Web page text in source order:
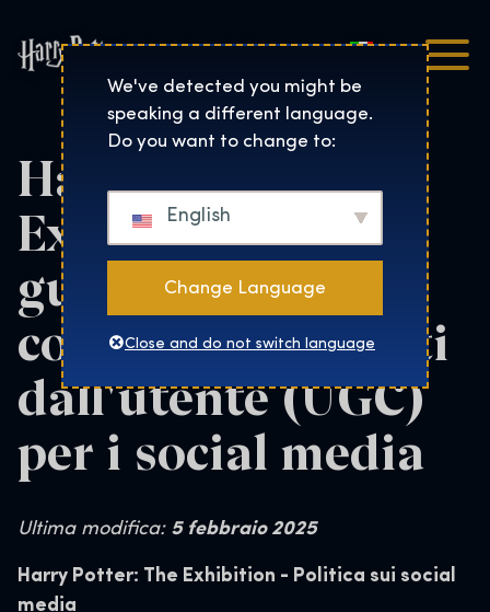
Harry Potter™: The
Italiano
Harry Potter: The
Exhibition Linee
guida sui
contenuti generati
dall'utente (UGC)
per i social media
Ultima modifica: 5 febbraio 2025
Harry Potter: The Exhibition - Politica sui social
media
We've detected you might be
speaking a different language.
Do you want to change to:
English
Change Language
Close and do not switch language